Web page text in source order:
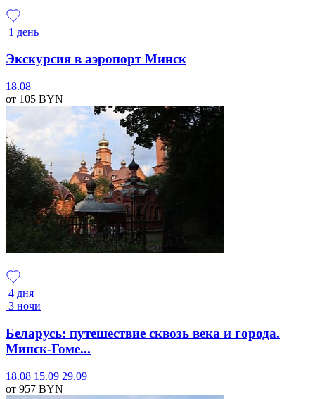
1 день
Экскурсия в аэропорт Минск
18.08
от 105 BYN
4 дня
3 ночи
Беларусь: путешествие сквозь века и города.
Минск-Гоме...
18.08 15.09 29.09
от 957 BYN